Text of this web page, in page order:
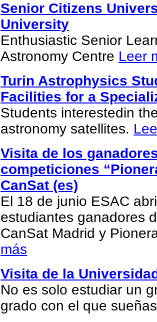
Senior Citizens
University
Enthusiastic Senior
Astronomy Centre Leer
Turin Astrophysics
Facilities for a
Students interestedin
astronomy satellites.
Visita de los
competiciones
CanSat (es)
El 18 de junio ESAC
estudiantes ganadores
CanSat Madrid y
más
Visita de la
No es solo estudiar un
grado con el que